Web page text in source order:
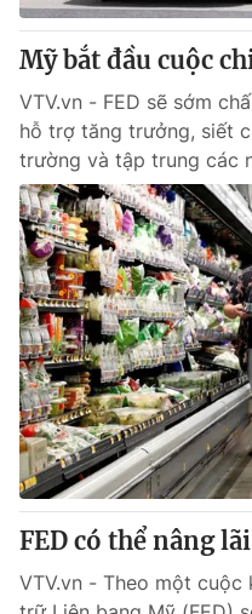
Mỹ bắt đầu cuộc
VTV.vn - FED sẽ sớm
hỗ trợ tăng trưởng, siết
trường và tập trung các
FED có thể nâng
VTV.vn - Theo một cuộc